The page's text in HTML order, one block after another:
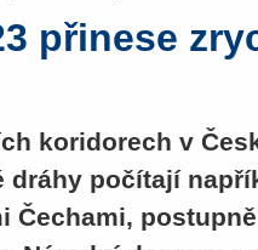
přinese
koridorech v
dráhy počítají
Čechami,